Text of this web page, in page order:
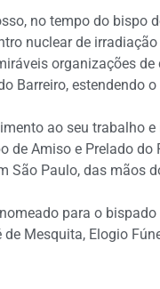
no tempo do bispo
nuclear de
organizações
Barreiro, estendendo
ao seu trabalho
de Amiso e Prelado
São Paulo, das mãos
para o
de Mesquita, Elogio